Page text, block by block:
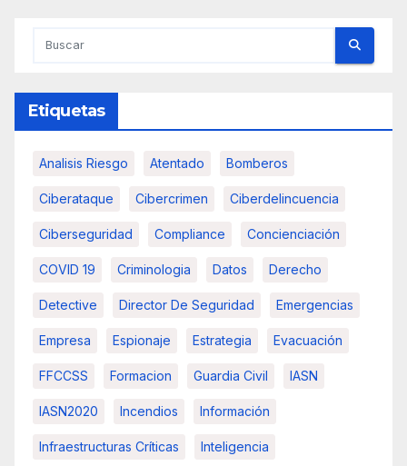
Etiquetas
Analisis Riesgo Atentado Bomberos
Ciberataque Cibercrimen Ciberdelincuencia
Ciberseguridad Compliance Concienciación
COVID 19 Criminologia Datos Derecho
Detective Director De Seguridad Emergencias
Empresa Espionaje Estrategia Evacuación
FFCCSS Formacion Guardia Civil IASN
IASN2020 Incendios Información
Infraestructuras Críticas Inteligencia